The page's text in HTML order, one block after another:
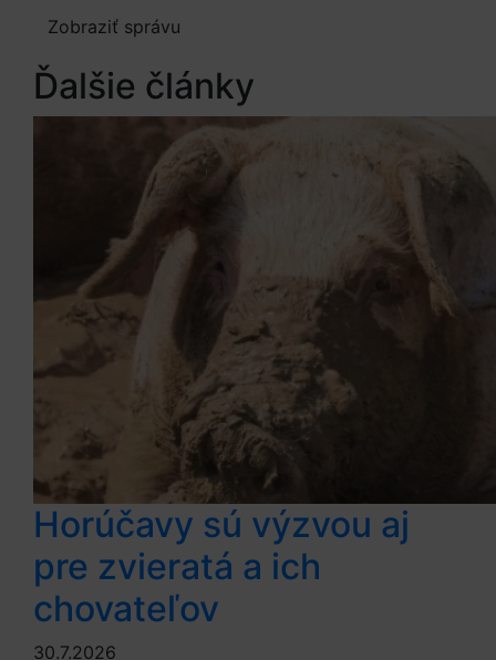
Zobraziť správu
Ďalšie články
Horúčavy sú výzvou aj
pre zvieratá a ich
chovateľov
30.7.2026